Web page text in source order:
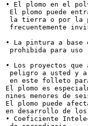
• El plomo en el
El plomo puede
la tierra o por la
frecuentemente
• La pintura a base
prohibida para uso
• Los proyectos
peligro a usted y
en este folleto
El plomo es
nines menores de
El plomo puede
en desarrollo de los
• Coeficiente